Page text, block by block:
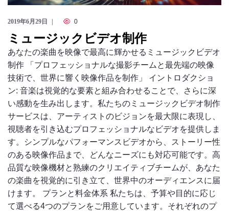
2019年6月29日 0
ミュージックビデオ制作
あなたの楽曲を映像で最高に輝かせるミュージックビデオ
制作 「プロフェッショナルな撮影チームと最先端の映像
技術で、世界に響く映像作品を制作」 イントロダクショ
ン: 音楽は視覚的な要素と組み合わせることで、さらに深
い感動を生み出します。私たちのミュージックビデオ制作
サービスは、アーティストのビジョンを最大限に表現し、
視聴者を引き込むプロフェッショナルなビデオを提供しま
す。シンプルなパフォーマンスビデオから、ストーリー性
のある映像作品まで、どんなニーズにも対応可能です。高
品質な映像機材と熟練のクリエイティブチームが、あなた
の楽曲を視覚的に引き立て、世界中のオーディエンスに届
けます。 プランと料金体系 私たちは、予算や目的に応じ
て選べる4つのプランをご用意しています。それぞれのプ